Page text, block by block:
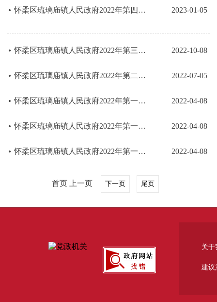
怀柔区琉璃庙镇人民政府2022年第四季度行政检查结果公示（含双随机） 2023-01-05
怀柔区琉璃庙镇人民政府2022年第三季度行政检查结果公示（含双随机） 2022-10-08
怀柔区琉璃庙镇人民政府2022年第二季度行政检查结果公示（含双随机） 2022-07-05
怀柔区琉璃庙镇人民政府2022年第一季度行政检查结果公示（含双随机）-3 2022-04-08
怀柔区琉璃庙镇人民政府2022年第一季度行政检查结果公示（含双随机）-2 2022-04-08
怀柔区琉璃庙镇人民政府2022年第一季度行政检查结果公示（含双随机）-1 2022-04-08
首页 上一页 下一页 尾页
关于
建议